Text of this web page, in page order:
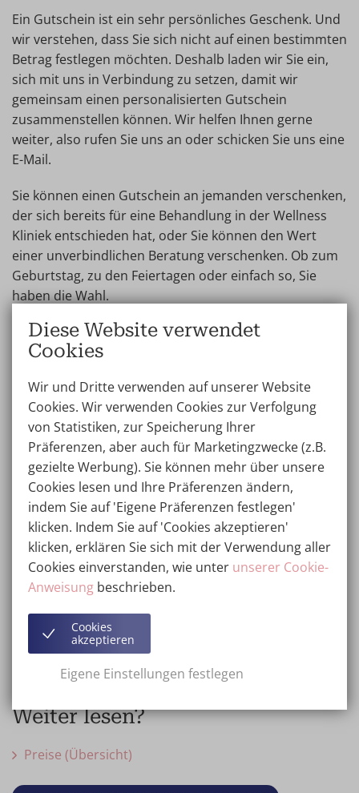
Ein Gutschein ist ein sehr persönliches Geschenk. Und
wir verstehen, dass Sie sich nicht auf einen bestimmten
Betrag festlegen möchten. Deshalb laden wir Sie ein,
sich mit uns in Verbindung zu setzen, damit wir
gemeinsam einen personalisierten Gutschein
zusammenstellen können. Wir helfen Ihnen gerne
weiter, also rufen Sie uns an oder schicken Sie uns eine
E-Mail.
Sie können einen Gutschein an jemanden verschenken,
der sich bereits für eine Behandlung in der Wellness
Kliniek entschieden hat, oder Sie können den Wert
einer unverbindlichen Beratung verschenken. Ob zum
Geburtstag, zu den Feiertagen oder einfach so, Sie
haben die Wahl.
Warum einen Gutschein
verschenken?
Ein Gutschein der Wellness Kliniek eignet sich gut für
Ihren Partner, Ihre Freunde oder Ihre Familie. Sie
wissen, dass jemand von einer bestimmten
Behandlung träumt? Dann liegen Sie mit einem
Gutschein genau richtig. Und es erspart Ihnen den
"Stress", das perfekte Geschenk zu suchen. Wählen Sie
etwas, das Ihrem Geschmack entspricht.
In verschiedene Ländern bietet der Kauf und das
Verschenken von Geschenkgutscheinen steuerliche
schenken.
Weiter lesen?
Preise (Übersicht)
Diese Website verwendet
Cookies
Wir und Dritte verwenden auf unserer Website
Cookies. Wir verwenden Cookies zur Verfolgung
von Statistiken, zur Speicherung Ihrer
Präferenzen, aber auch für Marketingzwecke (z.B.
gezielte Werbung). Sie können mehr über unsere
Cookies lesen und Ihre Präferenzen ändern,
indem Sie auf 'Eigene Präferenzen festlegen'
klicken. Indem Sie auf 'Cookies akzeptieren'
klicken, erklären Sie sich mit der Verwendung aller
Cookies einverstanden, wie unter unserer Cookie-
Anweisungbeschrieben.
Cookies
akzeptieren
Eigene Einstellungen festlegen